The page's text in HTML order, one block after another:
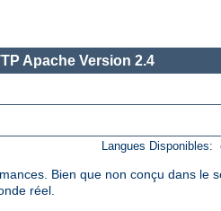
Apache Version 2.4
Langues Disponibles:
Bien que non conçu dans le
réel.